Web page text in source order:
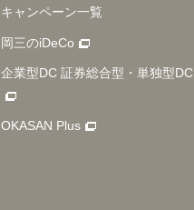
キャンペーン一覧
岡三のiDeCo
企業型DC 証券総合型・単独型DC
OKASAN Plus